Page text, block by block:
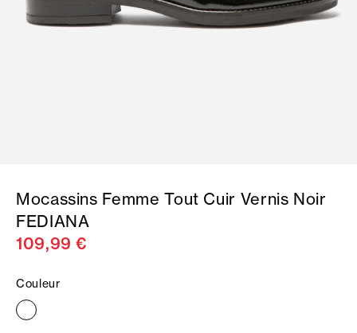
Mocassins Femme Tout Cuir Vernis Noir
FEDIANA
109,99 €
Couleur